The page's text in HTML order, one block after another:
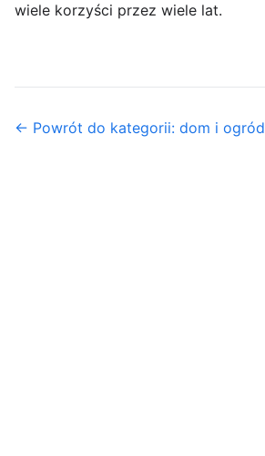
wiele korzyści przez wiele lat.
← Powrót do kategorii: dom i ogród